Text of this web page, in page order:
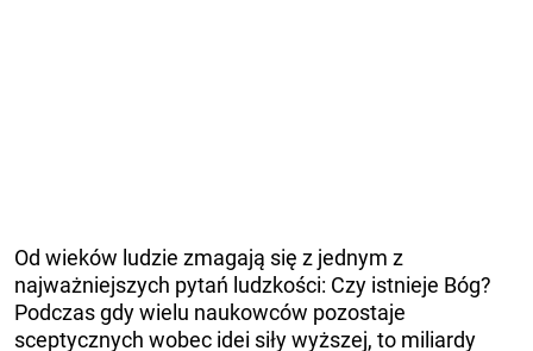
Od wieków ludzie zmagają się z jednym z
najważniejszych pytań ludzkości: Czy istnieje Bóg?
Podczas gdy wielu naukowców pozostaje
sceptycznych wobec idei siły wyższej, to miliardy